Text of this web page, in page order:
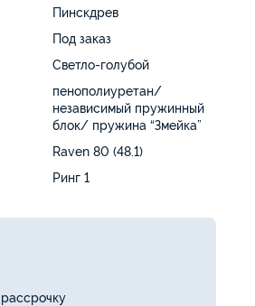
Пинскдрев
Под заказ
Светло-голубой
пенополиуретан/
независимый пружинный
блок/ пружина “Змейка”
Raven 80 (48.1)
Ринг 1